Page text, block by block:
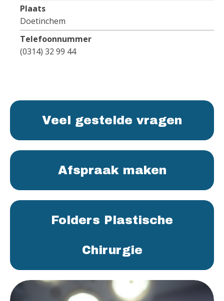
Plaats
Doetinchem
Telefoonnummer
(0314) 32 99 44
Veel gestelde vragen
Afspraak maken
Folders Plastische
Chirurgie